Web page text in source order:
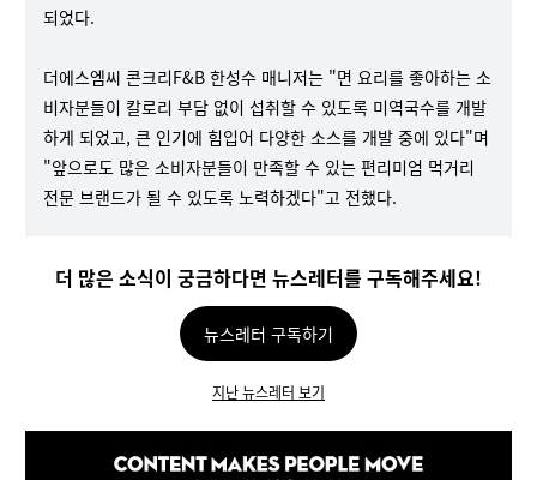
되었다.
더에스엠씨 콘크리F&B 한성수 매니저는 "면 요리를 좋아하는 소
비자분들이 칼로리 부담 없이 섭취할 수 있도록 미역국수를 개발
하게 되었고, 큰 인기에 힘입어 다양한 소스를 개발 중에 있다"며
"앞으로도 많은 소비자분들이 만족할 수 있는 편리미엄 먹거리
전문 브랜드가 될 수 있도록 노력하겠다"고 전했다.
더 많은 소식이 궁금하다면 뉴스레터를 구독해주세요!
뉴스레터 구독하기
지난 뉴스레터 보기